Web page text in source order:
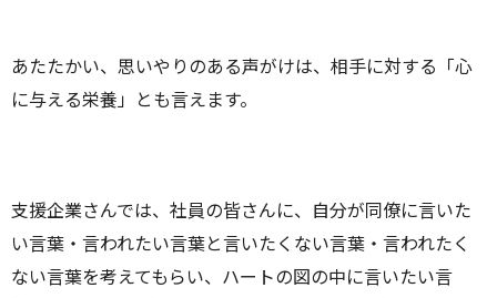
あたたかい、思いやりのある声がけは、相手に対する「心
に与える栄養」とも言えます。
支援企業さんでは、社員の皆さんに、自分が同僚に言いた
い言葉・言われたい言葉と言いたくない言葉・言われたく
ない言葉を考えてもらい、ハートの図の中に言いたい言